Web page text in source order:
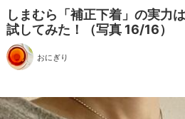
しまむら「補正下着」の実力
試してみた！（写真 16/16）
おにぎり